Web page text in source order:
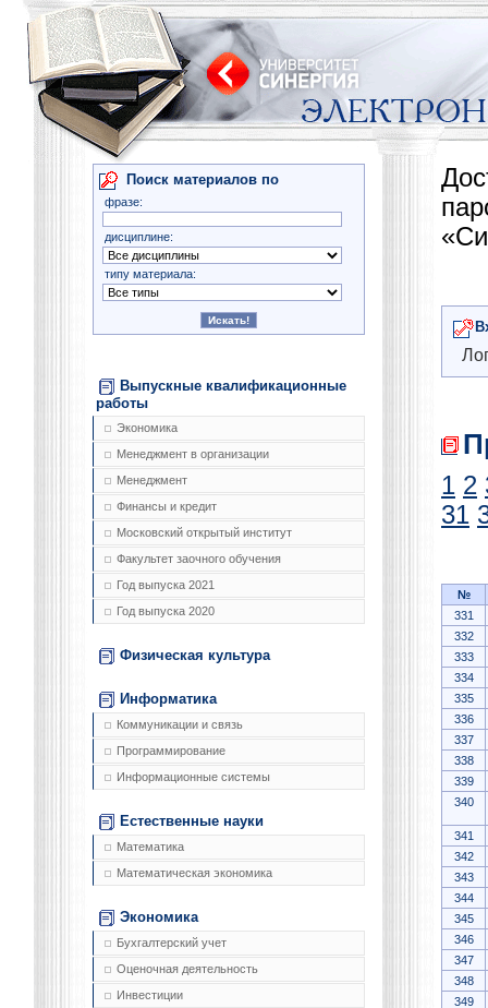
Поиск материалов по
фразе:
дисциплине:
типу материала:
Выпускные квалификационные
работы
Экономика
Менеджмент в организации
Менеджмент
Финансы и кредит
Московский открытый институт
Факультет заочного обучения
Год выпуска 2021
Год выпуска 2020
Физическая культура
Информатика
Коммуникации и связь
Программирование
Информационные системы
Естественные науки
Математика
Математическая экономика
Экономика
Бухгалтерский учет
Оценочная деятельность
Инвестиции
1 2
31
№
331
332
333
334
335
336
337
338
339
340
341
342
343
344
345
346
347
348
349